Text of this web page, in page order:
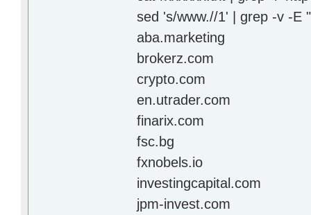
sed 's/www.//1' | grep -v -E
aba.marketing
brokerz.com
crypto.com
en.utrader.com
finarix.com
fsc.bg
fxnobels.io
investingcapital.com
jpm-invest.com